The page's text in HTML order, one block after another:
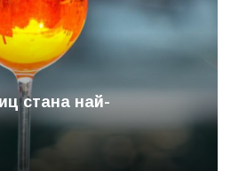
стана най-